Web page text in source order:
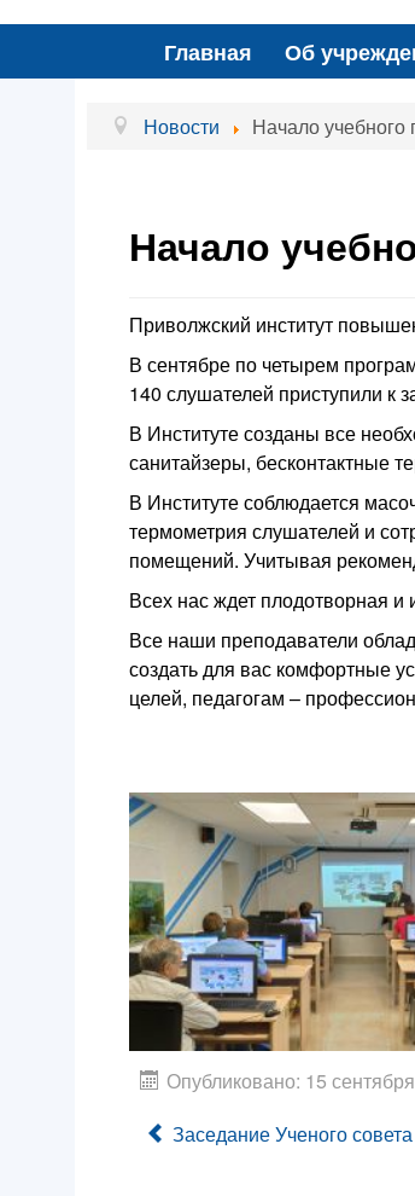
Главная Об
Новости Начало учебного
Начало
Приволжский институт
В сентябре по четырем
140 слушателей приступили к
В Институте созданы все
санитайзеры, бесконтактные
В Институте соблюдается
термометрия слушателей и
помещений. Учитывая
Всех нас ждет плодотворная
Все наши преподаватели
создать для вас комфортные
целей, педагогам –
Опубликовано: 15
Заседание Ученого